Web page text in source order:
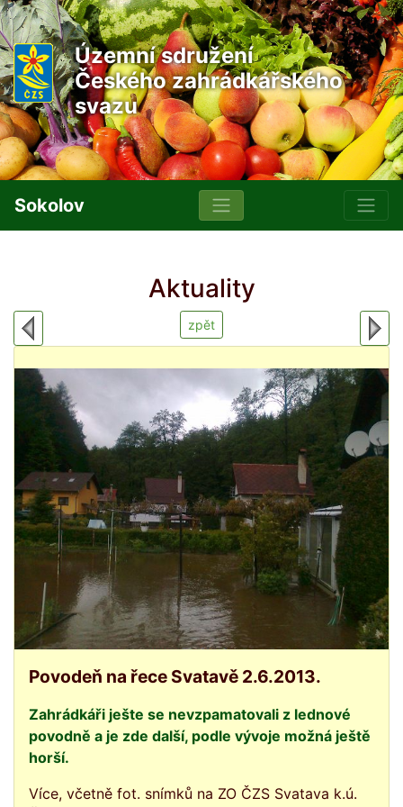
Územní sdružení
Českého zahrádkářského
svazu
Sokolov
Aktuality
zpět
Povodeň na řece Svatavě 2.6.2013.
Zahrádkáři ješte se nevzpamatovali z lednové
povodně a je zde další, podle vývoje možná ještě
horší.
Více, včetně fot. snímků na ZO ČZS Svatava k.ú.